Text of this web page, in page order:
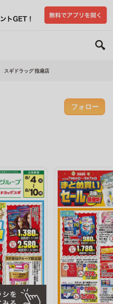
スギドラッグ 指扇店
フォロー